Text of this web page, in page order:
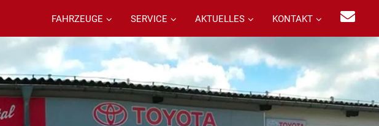
FAHRZEUGE SERVICE AKTUELLES KONTAKT